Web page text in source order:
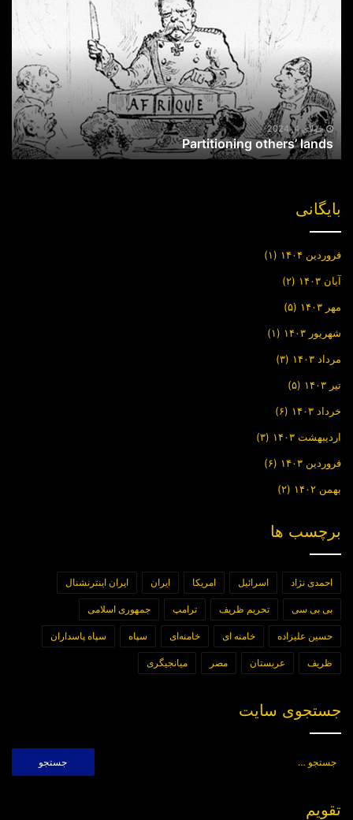
others’
جولای 4, 2024
Partitioning others’ lands
بایگانی
فروردین ۱۴۰۴ (۱)
آبان ۱۴۰۳ (۲)
مهر ۱۴۰۳ (۵)
شهریور ۱۴۰۳ (۱)
مرداد ۱۴۰۳ (۳)
تیر ۱۴۰۳ (۵)
خرداد ۱۴۰۳ (۶)
اردیبهشت ۱۴۰۳ (۳)
فروردین ۱۴۰۳ (۶)
بهمن ۱۴۰۲ (۲)
برچسب ها
احمدی نژاد اسرائیل امریکا ایران ایران اینترنشنال
بی بی سی تحریم ظریف ترامپ جمهوری اسلامی
حسین علیزاده خامنه ای خامنه‌ای سپاه سپاه پاسداران
ظریف عربستان مصر میانجیگری
جستجوی سایت
تقویم